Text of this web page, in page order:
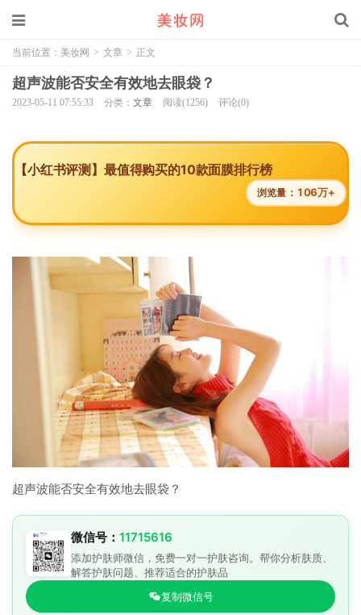
当前位置： 美妆网 > 文章 > 正文
超声波能否安全有效地去眼袋？
2023-05-11 07:55:33 分类： 文章 阅读(1256) 评论(0)
【小红书评测】最值得购买的10款面膜排行榜
浏览量： 106万+
超声波能否安全有效地去眼袋？
微信号： 11715616
添加护肤师微信，免费一对一护肤咨询。帮你分析肤质、
解答护肤问题、推荐适合的护肤品
复制微信号